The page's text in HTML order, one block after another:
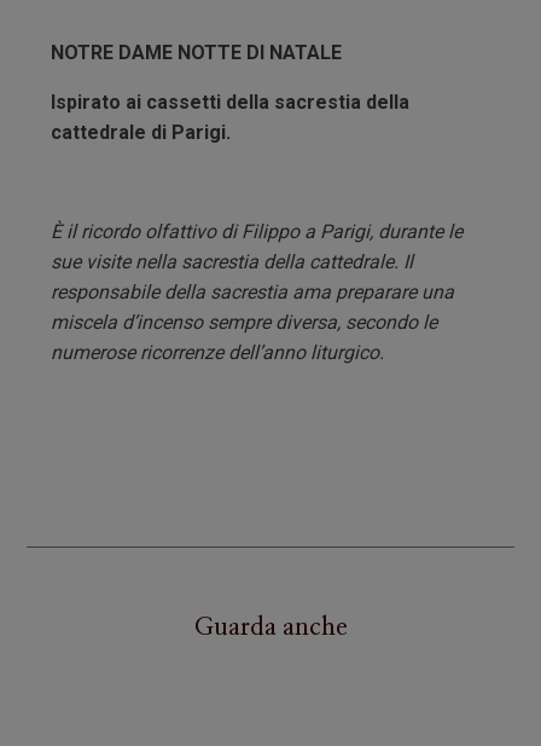
NOTRE DAME NOTTE DI NATALE
Ispirato ai cassetti della sacrestia della
cattedrale di Parigi.
È il ricordo olfattivo di Filippo a Parigi, durante le
sue visite nella sacrestia della cattedrale. Il
responsabile della sacrestia ama preparare una
miscela d’incenso sempre diversa, secondo le
numerose ricorrenze dell’anno liturgico.
Guarda anche